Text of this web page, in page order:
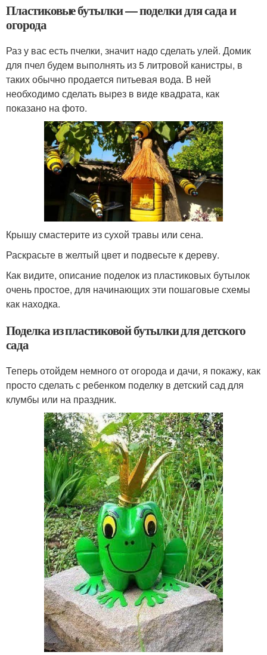
Пластиковые бутылки — поделки для сада и
огорода
Раз у вас есть пчелки, значит надо сделать улей. Домик
для пчел будем выполнять из 5 литровой канистры, в
таких обычно продается питьевая вода. В ней
необходимо сделать вырез в виде квадрата, как
показано на фото.
Крышу смастерите из сухой травы или сена.
Раскрасьте в желтый цвет и подвесьте к дереву.
Как видите, описание поделок из пластиковых бутылок
очень простое, для начинающих эти пошаговые схемы
как находка.
Поделка из пластиковой бутылки для детского
сада
Теперь отойдем немного от огорода и дачи, я покажу, как
просто сделать с ребенком поделку в детский сад для
клумбы или на праздник.